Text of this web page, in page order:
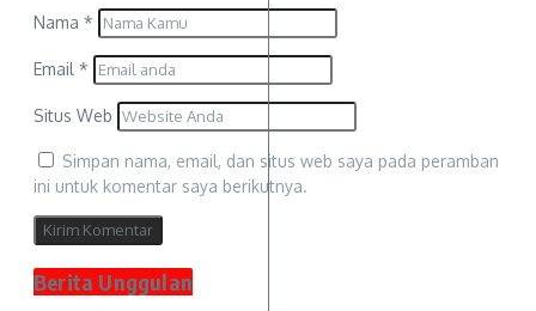
Nama *
Email *
Situs Web
Simpan nama, email, dan situs web saya pada peramban
ini untuk komentar saya berikutnya.
Berita Unggulan